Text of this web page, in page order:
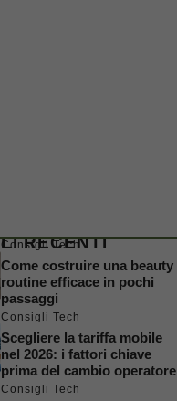
RECENTI
Consigli Tech
Come costruire una beauty
routine efficace in pochi
passaggi
Consigli Tech
Scegliere la tariffa mobile
nel 2026: i fattori chiave
prima del cambio operatore
Consigli Tech